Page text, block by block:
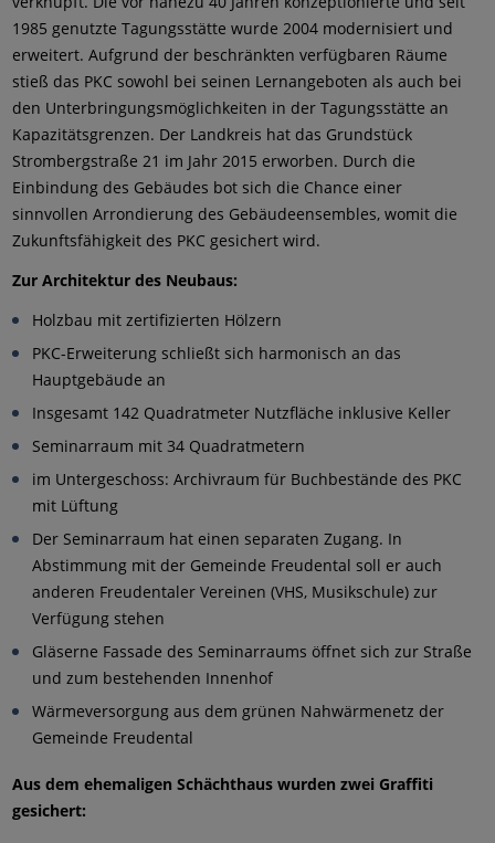
1985 genutzte Tagungsstätte wurde 2004 modernisiert und
erweitert. Aufgrund der beschränkten verfügbaren Räume
stieß das PKC sowohl bei seinen Lernangeboten als auch bei
den Unterbringungsmöglichkeiten in der Tagungsstätte an
Kapazitätsgrenzen. Der Landkreis hat das Grundstück
Strombergstraße 21 im Jahr 2015 erworben. Durch die
Einbindung des Gebäudes bot sich die Chance einer
sinnvollen Arrondierung des Gebäudeensembles, womit die
Zukunftsfähigkeit des PKC gesichert wird.
Zur Architektur des Neubaus:
Holzbau mit zertifizierten Hölzern
PKC-Erweiterung schließt sich harmonisch an das
Hauptgebäude an
Insgesamt 142 Quadratmeter Nutzfläche inklusive Keller
Seminarraum mit 34 Quadratmetern
im Untergeschoss: Archivraum für Buchbestände des PKC
mit Lüftung
Der Seminarraum hat einen separaten Zugang. In
Abstimmung mit der Gemeinde Freudental soll er auch
anderen Freudentaler Vereinen (VHS, Musikschule) zur
Verfügung stehen
Gläserne Fassade des Seminarraums öffnet sich zur Straße
und zum bestehenden Innenhof
Wärmeversorgung aus dem grünen Nahwärmenetz der
Gemeinde Freudental
Aus dem ehemaligen Schächthaus wurden zwei Graffiti
gesichert: